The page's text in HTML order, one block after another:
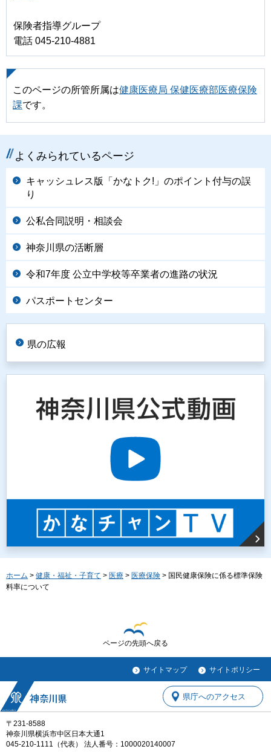
保険者指導グループ
電話 045-210-4881
このページの所管所属は健康医療局 保健医療部医療保険
課です。
よくみられているページ
キャッシュレス版「かなトク!」のポイント付与の誤
り
公私合同説明・相談会
神奈川県の活断層
令和7年度 公立中学校等卒業者の進路の状況
パスポートセンター
県の広報
ホーム > 健康・福祉・子育て > 医療 > 医療保険 > 国民健康保険に係る標準保険
料率について
ページの先頭へ戻る
サイトマップ サイトポリシー
〒231-8588
神奈川県横浜市中区日本大通1
045-210-1111（代表） 法人番号：1000020140007
県庁へのアクセス